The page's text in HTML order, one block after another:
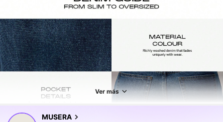
Ver más
MUSERA
4,85 4.3M Seguidores
4,85 4.3M Seguidores